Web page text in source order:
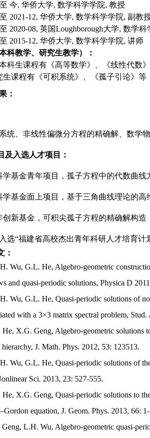
至 今, 华侨大学, 数学科学学院, 教授
至 2021-12, 华侨大学, 数学科学学院, 副教
至 2020-08, 英国Loughborough大学, 数学科
至 2015-12, 华侨大学, 数学科学学院, 讲师
科教学、研究生教学）：
本科生课程有《高等数学》、《线性代数
生课程有《可积系统》、《孤子引论》等
：
统、非线性偏微分方程的精确解、数学
及入选人才项目 ：
学基金青年项目，孤子方程中的代数曲线
学基金面上项目，基于三角曲线理论的
创新基金，可积尖孤子方程的精确解构造
选“福建省高校杰出青年科研人才培育计
：
Wu, G.L. He, Algebro-geometric
and quasi-periodic solutions, Physica D
Wu, G.L. He, Quasi-periodic solutions of
with a 3×3 matrix spectral problem,
X.G. Geng, Algebro-geometric solutions
J. Math. Phys. 2012, 53: 123513.
Wu, G.L. He, Quasi-periodic solutions of
Sci. 2013, 23: 527-555.
X.G. Geng, Quasi-periodic solutions to
equation, J. Geom. Phys. 2013, 66:
L.H. Wu, Algebro-geometric quasi-